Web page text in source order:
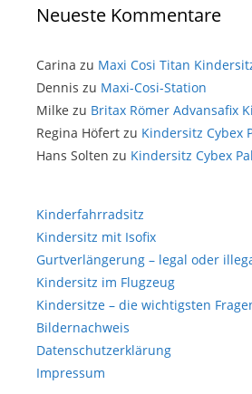
Neueste Kommentare
Carina zu Maxi Cosi Titan
Dennis zu Maxi-Cosi-Station
Milke zu Britax Römer Advansafix
Regina Höfert zu Kindersitz Cybex
Hans Solten zu Kindersitz Cybex
Kinderfahrradsitz
Kindersitz mit Isofix
Gurtverlängerung – legal oder
Kindersitz im Flugzeug
Kindersitze – die wichtigsten
Bildernachweis
Datenschutzerklärung
Impressum